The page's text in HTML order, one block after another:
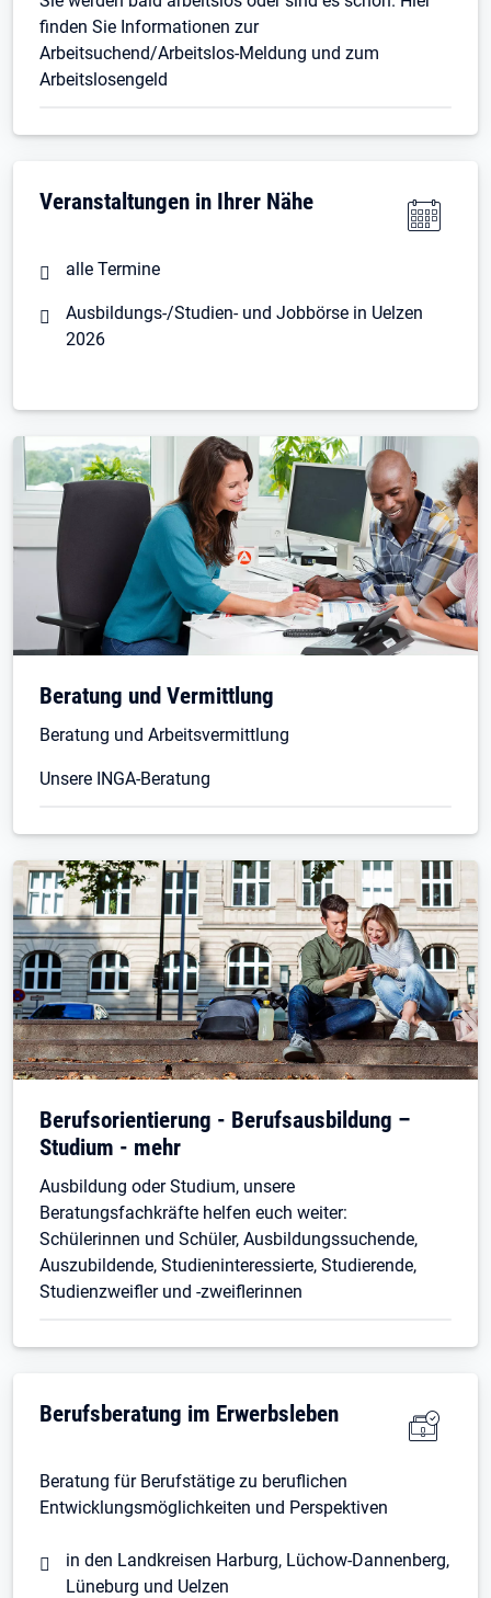
finden Sie Informationen zur
Arbeitsuchend/Arbeitslos-Meldung und zum
Arbeitslosengeld
Veranstaltungen in Ihrer Nähe
alle Termine
Ausbildungs-/Studien- und Jobbörse in Uelzen
2026
Öffnet in neuem Tab
Beratung und Vermittlung
Beratung und Arbeitsvermittlung
Unsere INGA-Beratung
Öffnet in neuem Tab
Berufsorientierung - Berufsausbildung –
Studium - mehr
Ausbildung oder Studium, unsere
Beratungsfachkräfte helfen euch weiter:
Schülerinnen und Schüler, Ausbildungssuchende,
Auszubildende, Studieninteressierte, Studierende,
Studienzweifler und -zweiflerinnen
Berufsberatung im Erwerbsleben
Beratung für Berufstätige zu beruflichen
Entwicklungsmöglichkeiten und Perspektiven
in den Landkreisen Harburg, Lüchow-Dannenberg,
Lüneburg und Uelzen